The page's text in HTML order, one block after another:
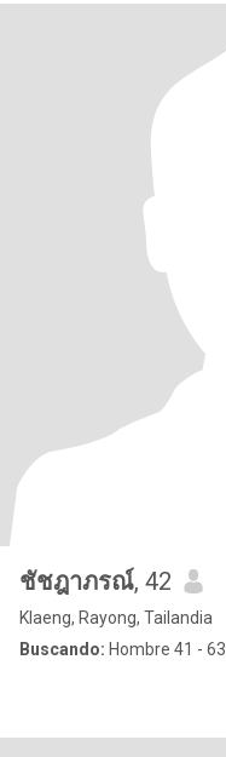
ชัชฎาภรณ์, 42
Klaeng, Rayong, Tailandia
Buscando: Hombre 41 - 63